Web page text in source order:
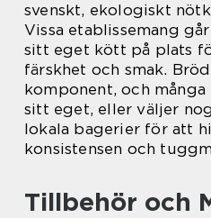
svenskt, ekologiskt
Vissa etablissemang
sitt eget kött på plats
färskhet och smak.
komponent, och
sitt eget, eller väljer
lokala bagerier för att
konsistensen och
Tillbehör och